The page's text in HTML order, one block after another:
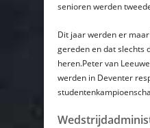
senioren werden
Dit jaar werden er
gereden en dat slechts
heren.Peter van
werden in Deventer